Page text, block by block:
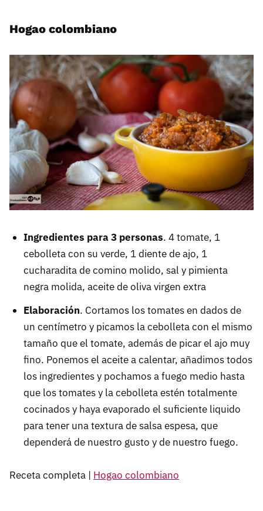
Hogao colombiano
Ingredientes para 3 personas. 4 tomate, 1
cebolleta con su verde, 1 diente de ajo, 1
cucharadita de comino molido, sal y pimienta
negra molida, aceite de oliva virgen extra
Elaboración. Cortamos los tomates en dados de
un centímetro y picamos la cebolleta con el mismo
tamaño que el tomate, además de picar el ajo muy
fino. Ponemos el aceite a calentar, añadimos todos
los ingredientes y pochamos a fuego medio hasta
que los tomates y la cebolleta estén totalmente
cocinados y haya evaporado el suficiente liquido
para tener una textura de salsa espesa, que
dependerá de nuestro gusto y de nuestro fuego.
Receta completa | Hogao colombiano